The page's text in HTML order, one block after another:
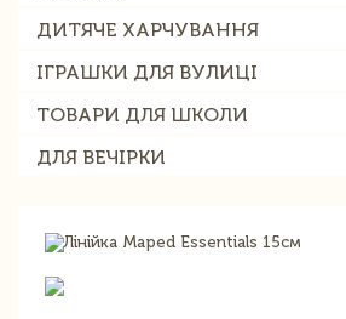
ДИТЯЧЕ ХАРЧУВАННЯ
ІГРАШКИ ДЛЯ ВУЛИЦІ
ТОВАРИ ДЛЯ ШКОЛИ
ДЛЯ ВЕЧІРКИ